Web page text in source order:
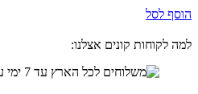
לסל
לקוחות קונים אצלנו: